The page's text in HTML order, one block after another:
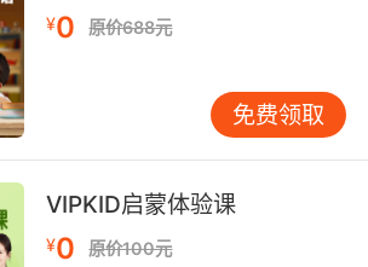
动式的参与感，是提升一门语言
当孩子参与到互动中，愿意用英
与老师、同学进行交流，这不就
键的一环。
巧有很多，但以上四种最简单也
¥0 原价688元
免费领取
VIPKID启蒙体验课
¥0 原价100元